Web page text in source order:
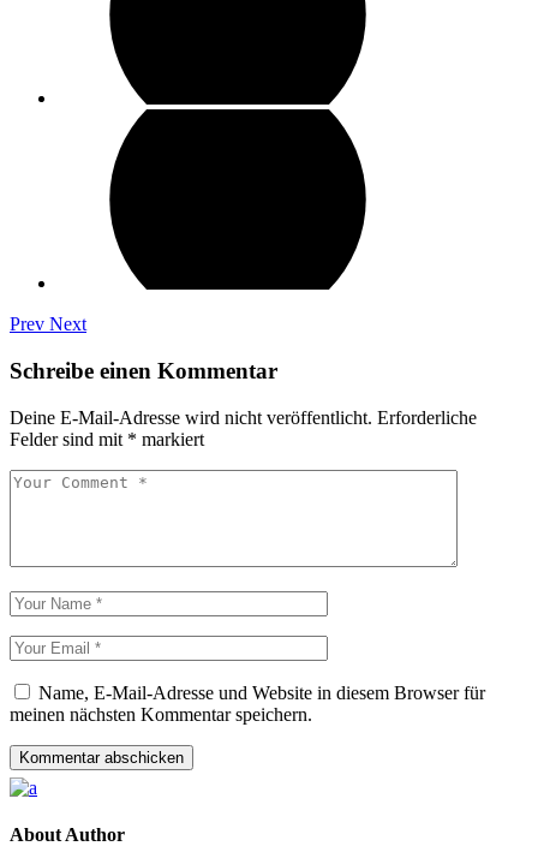
Prev Next
Schreibe einen Kommentar
Deine E-Mail-Adresse wird nicht veröffentlicht. Erforderliche
Felder sind mit * markiert
Name, E-Mail-Adresse und Website in diesem Browser für
meinen nächsten Kommentar speichern.
Kommentar abschicken
About Author